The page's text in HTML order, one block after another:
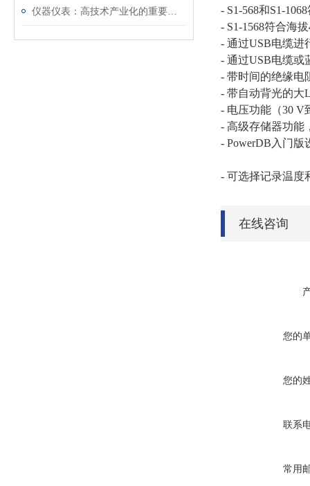
- S1-568和S1-
- S1-1568符合海
- 通过USB电缆进
- 通过USB电缆或
- 带时间的绝缘电
- 带自动背光的大
- 电压功能（30 V
- 高级存储器功能
- PowerDB入门版
- 可选择记录温度
在线咨询
您的
您的
联系
常用